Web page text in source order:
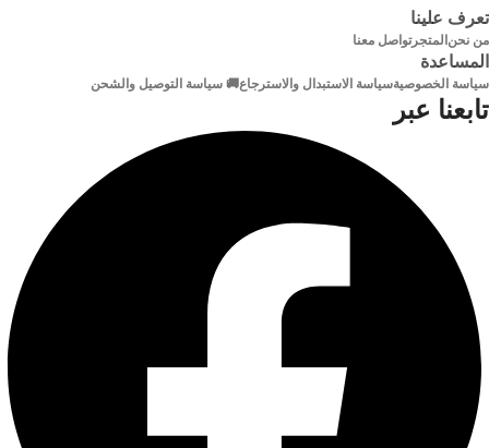
الون
Riud المحمي النحاس النقي عزل
تعرف علينا
من نحنالمتجرتواصل معنا
المساعدة
سياسة الخصوصيةسياسة الاستبدال والاسترجاع🚚 سياسة التوصيل والشحن
تابعنا عبر